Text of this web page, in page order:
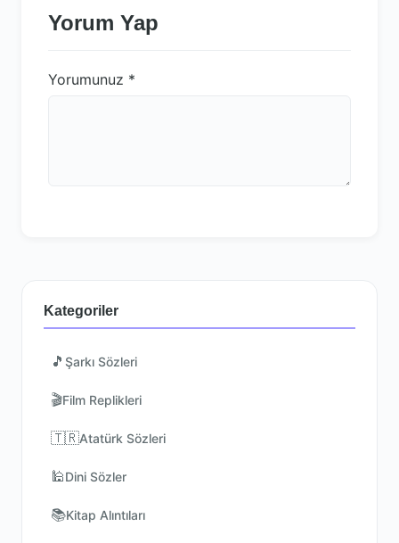
Yorum Yap
Yorumunuz *
Kategoriler
🎵 Şarkı Sözleri
🎬Film Replikleri
🇹🇷Atatürk Sözleri
🕌Dini Sözler
📚Kitap Alıntıları